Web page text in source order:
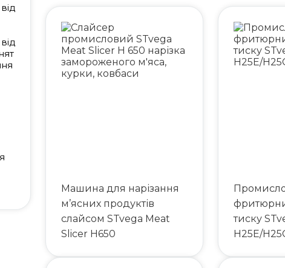
Машина для нарізання
м’ясних продуктів
слайсом STvega Meat
Slicer H650
тиску
H25E/